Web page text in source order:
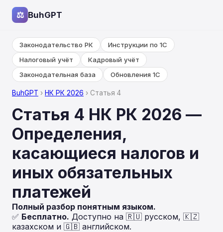
⚖ BuhGPT
Законодательство РК
Инструкции по 1С
Налоговый учёт
Кадровый учёт
Законодательная база
Обновления 1С
BuhGPT › НК РК 2026 › Статья 4
Статья 4 НК РК 2026 —
Определения,
касающиеся налогов и
иных обязательных
платежей
Полный разбор понятным языком.
✅ Бесплатно. Доступно на 🇷🇺 русском, 🇰🇿
казахском и 🇬🇧 английском.